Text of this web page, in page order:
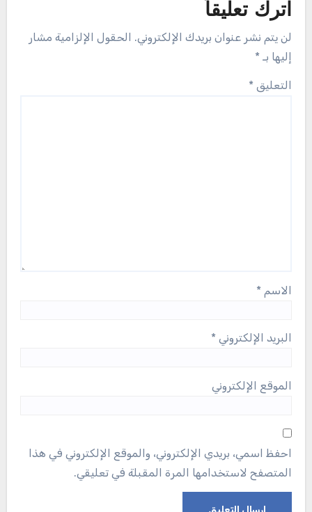
اترك تعليقاً
لن يتم نشر عنوان بريدك الإلكتروني. الحقول الإلزامية مشار
إليها بـ *
التعليق *
الاسم *
البريد الإلكتروني *
الموقع الإلكتروني
احفظ اسمي، بريدي الإلكتروني، والموقع الإلكتروني في هذا
المتصفح لاستخدامها المرة المقبلة في تعليقي.